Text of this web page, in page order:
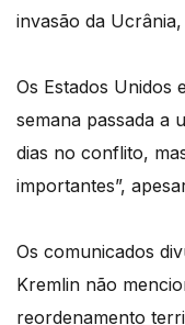
invasão da
Os Estados Unidos
semana passada a
dias no conflito,
importantes”,
Os comunicados
Kremlin não
reordenamento